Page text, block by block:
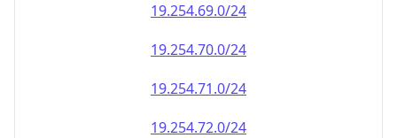
19.254.69.0/24
19.254.70.0/24
19.254.71.0/24
19.254.72.0/24